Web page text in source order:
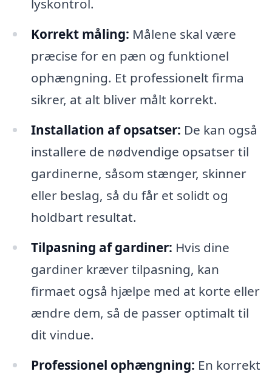
lyskontrol.
Korrekt måling: Målene skal være
præcise for en pæn og funktionel
ophængning. Et professionelt firma
sikrer, at alt bliver målt korrekt.
Installation af opsatser: De kan også
installere de nødvendige opsatser til
gardinerne, såsom stænger, skinner
eller beslag, så du får et solidt og
holdbart resultat.
Tilpasning af gardiner: Hvis dine
gardiner kræver tilpasning, kan
firmaet også hjælpe med at korte eller
ændre dem, så de passer optimalt til
dit vindue.
Professionel ophængning: En korrekt